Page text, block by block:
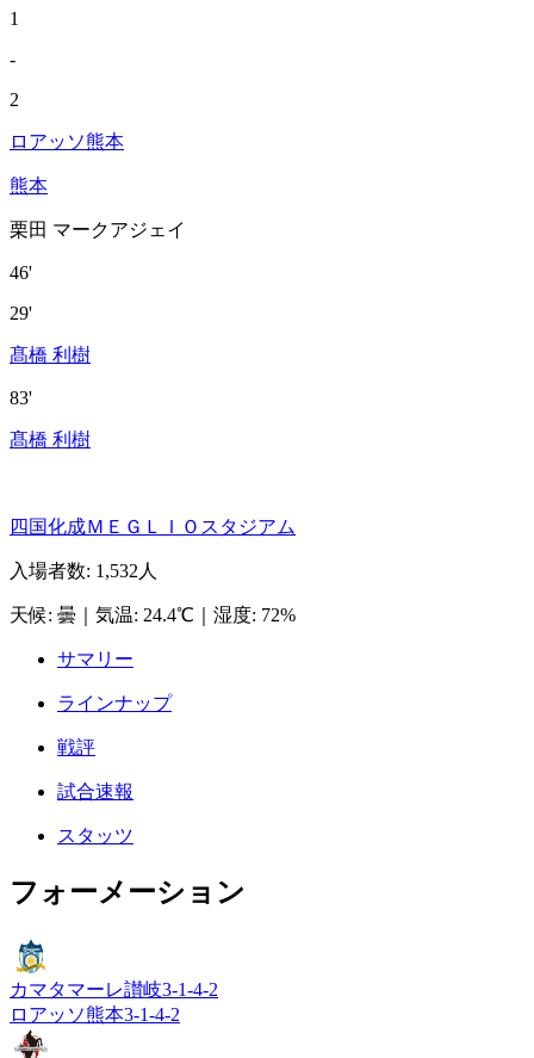
1
-
2
ロアッソ熊本
熊本
栗田 マークアジェイ
46'
29'
髙橋 利樹
83'
髙橋 利樹
四国化成ＭＥＧＬＩＯスタジアム
入場者数: 1,532人
天候: 曇 気温: 24.4℃ 湿度: 72%
サマリー
ラインナップ
戦評
試合速報
スタッツ
フォーメーション
カマタマーレ讃岐3-1-4-2
ロアッソ熊本3-1-4-2